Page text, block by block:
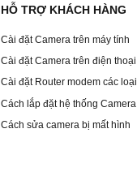
HỖ TRỢ KHÁCH HÀNG
Cài đặt Camera trên máy tính
Cài đặt Camera trên điện thoại
Cài đặt Router modem các loại
Cách lắp đặt hệ thống Camera
Cách sửa camera bị mất hình